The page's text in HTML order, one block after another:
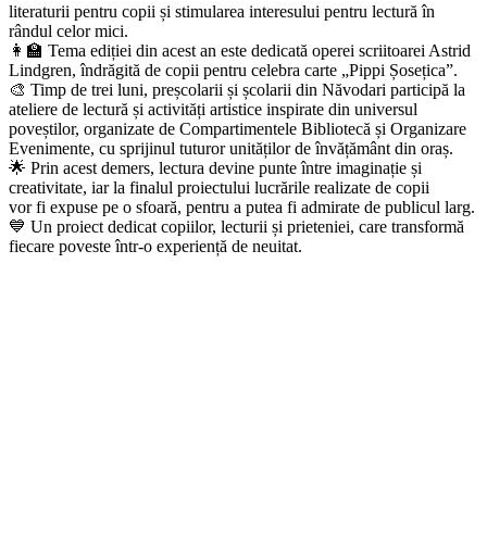
literaturii pentru copii și stimularea interesului pentru lectură în
rândul celor mici.
👩‍🏫 Tema ediției din acest an este dedicată operei scriitoarei Astrid
Lindgren, îndrăgită de copii pentru celebra carte „Pippi Șosețica”.
🎨 Timp de trei luni, preșcolarii și școlarii din Năvodari participă la
ateliere de lectură și activități artistice inspirate din universul
poveștilor, organizate de Compartimentele Bibliotecă și Organizare
Evenimente, cu sprijinul tuturor unităților de învățământ din oraș.
🌟 Prin acest demers, lectura devine punte între imaginație și
creativitate, iar la finalul proiectului lucrările realizate de copii
vor fi expuse pe o sfoară, pentru a putea fi admirate de publicul larg.
💙 Un proiect dedicat copiilor, lecturii și prieteniei, care transformă
fiecare poveste într-o experiență de neuitat.